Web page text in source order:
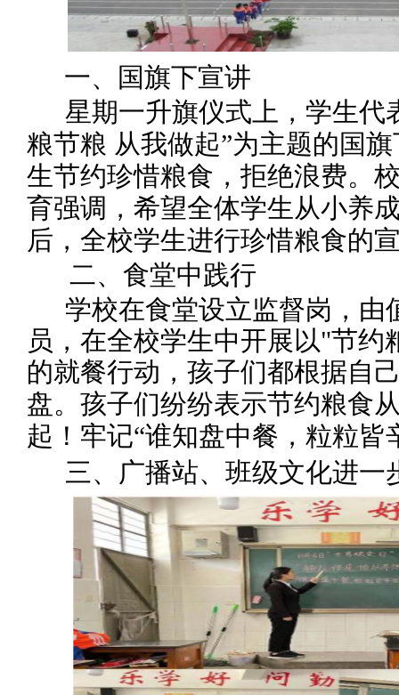
一、国旗下宣讲
星期一升旗仪式上，学生代
粮节粮 从我做起”为主题的国
生节约珍惜粮食，拒绝浪费。
育强调，希望全体学生从小养
后，全校学生进行珍惜粮食的
二、食堂中践行
学校在食堂设立监督岗，由
员，在全校学生中开展以"节约
的就餐行动 ， 孩子们都根据自
盘。 孩子们纷纷表示节约粮食
起！牢记“谁知盘中餐，粒粒皆
三、 广播站、班级文化进一